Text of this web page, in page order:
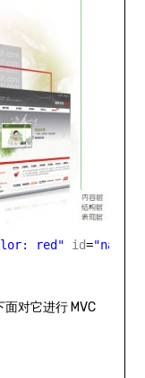
red" id="name"
对它进行 MVC